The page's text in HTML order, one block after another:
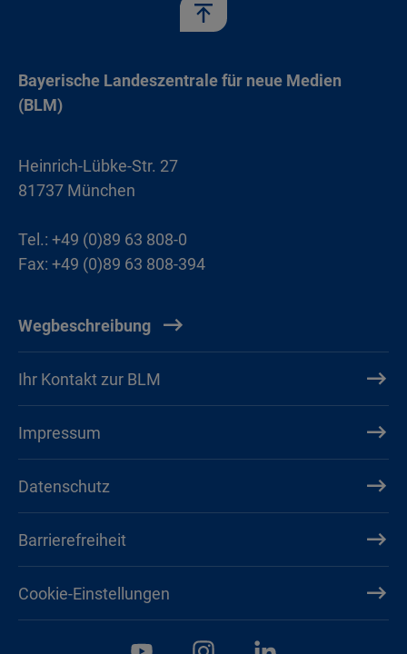
Bayerische Landeszentrale für neue Medien
(BLM)
Heinrich-Lübke-Str. 27
81737 München
Tel.: +49 (0)89 63 808-0
Fax: +49 (0)89 63 808-394
Wegbeschreibung
Ihr Kontakt zur BLM
Impressum
Datenschutz
Barrierefreiheit
Cookie-Einstellungen